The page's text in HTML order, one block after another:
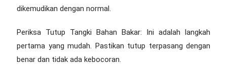
dikemudikan dengan normal.
Periksa Tutup Tangki Bahan Bakar: Ini adalah langkah
pertama yang mudah. Pastikan tutup terpasang dengan
benar dan tidak ada kebocoran.